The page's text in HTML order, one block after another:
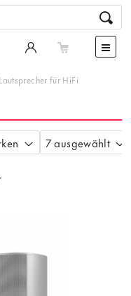
Lautsprecher für HiFi
7 ausgewählt